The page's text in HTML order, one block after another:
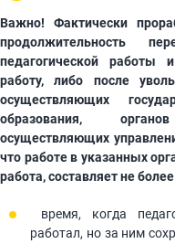
Важно! Фактически
продолжительность
педагогической работы
работу, либо после
осуществляющих
образования,
осуществляющих
что работе в указанных
работа, составляет не
время, когда
работал, но за ним